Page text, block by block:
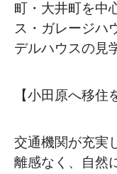
町・大井町を中
ス・ガレージハ
デルハウスの見
【小田原へ移住
交通機関が充実
離感なく、自然